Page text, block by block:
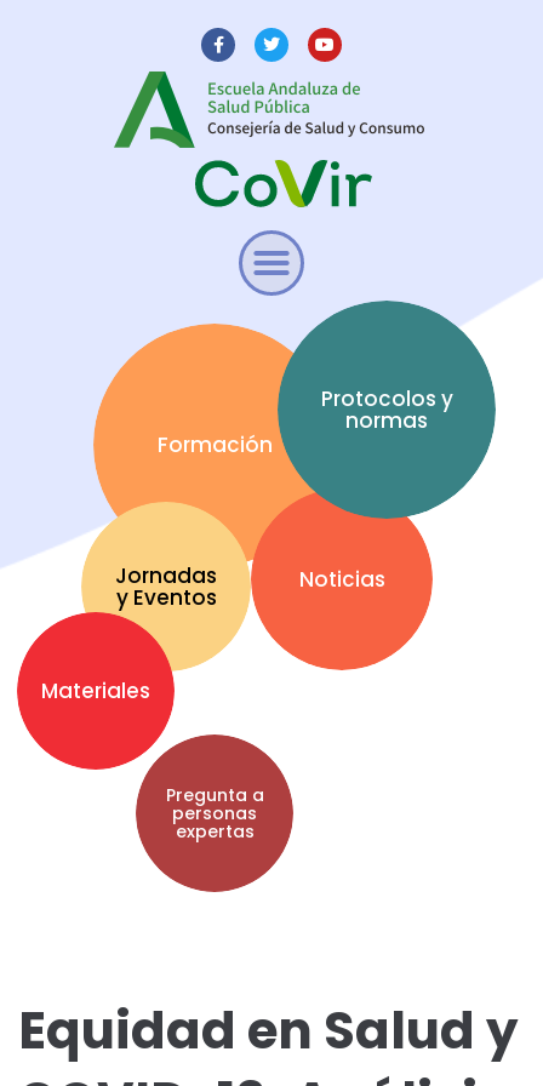
Formación
Protocolos y
normas
Materiales
Jornadas
y Eventos
Noticias
Pregunta a
personas
expertas
Equidad en Salud y